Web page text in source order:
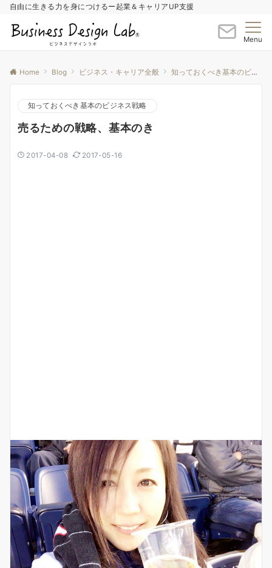
自由に生きる力を身につけるー起業＆キャリアUP支援
Menu
Home Blog ビジネス・キャリア全般 知っておくべき基本のビジネス戦略
知っておくべき基本のビジネス戦略
売るための戦略、基本のき
2017-04-08 2017-05-16